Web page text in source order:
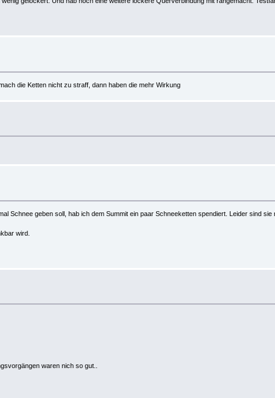
die Ketten nicht zu straff, dann haben die mehr Wirkung
Schnee geben soll, hab ich dem Summit ein paar Schneeketten spendiert. Leider sind
wird.
waren nich so gut..